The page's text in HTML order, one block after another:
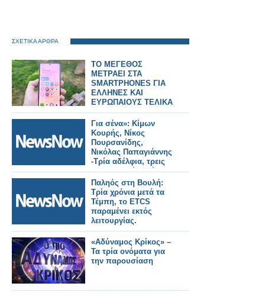
ΣΧΕΤΙΚΑ ΑΡΘΡΑ
ΤΟ ΜΕΓΕΘΟΣ
ΜΕΤΡΑΕΙ ΣΤΑ
SMARTPHONES ΓΙΑ
ΕΛΛΗΝΕΣ ΚΑΙ
ΕΥΡΩΠΑΙΟΥΣ ΤΕΛΙΚΑ
Για σένα»: Κίμων
Κουρής, Νίκος
Πουρσανίδης,
Νικόλας Παπαγιάννης
-Τρία αδέλφια, τρεις
διαφορετικές αλήθειες
!Παληός στη Βουλή:
Τρία χρόνια μετά τα
Τέμπη, το ETCS
παραμένει εκτός
λειτουργίας.
«Αδύναμος Κρίκος» –
Τα τρία ονόματα για
την παρουσίαση